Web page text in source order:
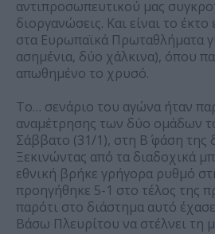
αντιπροσωπευτικού μας
διοργανώσεις. Και είναι το
στα Ευρωπαϊκά Πρωταθλήματα
ασημένια, δύο χάλκινα), όπου
απωθημένο το χρυσό.
Το… σενάριο του αγώνα ήταν
αναμέτρησης των δύο ομάδων
Σάββατο (31/1), στη Β΄ φάση της
Ξεκινώντας από τα διαδοχικά
εθνική βρήκε γρήγορα ρυθμό
προηγήθηκε 5-1 στο τέλος της
παρότι στο διάστημα αυτό
Βάσω Πλευρίτου να στέλνει τη